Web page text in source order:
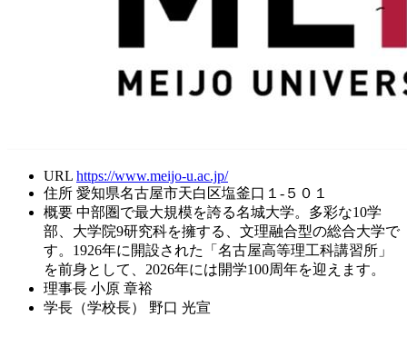
URL https://www.meijo-u.ac.jp/
住所 愛知県名古屋市天白区塩釜口１-５０１
概要 中部圏で最大規模を誇る名城大学。多彩な10学
部、大学院9研究科を擁する、文理融合型の総合大学で
す。1926年に開設された「名古屋高等理工科講習所」
を前身として、2026年には開学100周年を迎えます。
理事長 小原 章裕
学長（学校長）
野口 光宣